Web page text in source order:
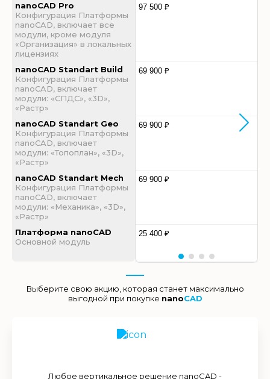
nanoCAD Pro
Конфигурация Платформы
nanoCAD, включает все
модули, кроме модуля
«Организация» в локальных
лицензиях
nanoCAD Standart Build
Конфигурация Платформы
nanoCAD, включает
модули: «СПДС», «3D»,
«Растр»
nanoCAD Standart Geo
Конфигурация Платформы
nanoCAD, включает
модули: «Топоплан», «3D»,
«Растр»
nanoCAD Standart Mech
Конфигурация Платформы
nanoCAD, включает
модули: «Механика», «3D»,
«Растр»
Платформа nanoCAD
Основной модуль
97 500 ₽
69 900 ₽
69 900 ₽
69 900 ₽
25 400 ₽
Выберите свою акцию, которая станет максимально
выгодной при покупке nanoCAD
Любое вертикальное решение nanoCAD -